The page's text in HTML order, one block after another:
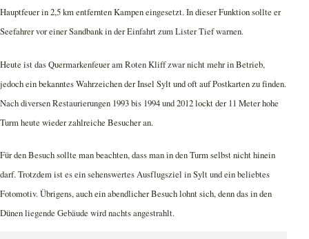
Hauptfeuer in 2,5 km entfernten Kampen eingesetzt. In dieser Funktion sollte er
Seefahrer vor einer Sandbank in der Einfahrt zum Lister Tief warnen.
Heute ist das Quermarkenfeuer am Roten Kliff zwar nicht mehr in Betrieb,
jedoch ein bekanntes Wahrzeichen der Insel Sylt und oft auf Postkarten zu finden.
Nach diversen Restaurierungen 1993 bis 1994 und 2012 lockt der 11 Meter hohe
Turm heute wieder zahlreiche Besucher an.
Für den Besuch sollte man beachten, dass man in den Turm selbst nicht hinein
darf. Trotzdem ist es ein sehenswertes Ausflugsziel in Sylt und ein beliebtes
Fotomotiv. Übrigens, auch ein abendlicher Besuch lohnt sich, denn das in den
Dünen liegende Gebäude wird nachts angestrahlt.